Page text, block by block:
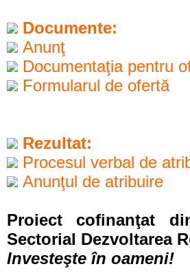
Documente:
Anunţ
Documentaţia pentru
Formularul de ofertă
Rezultat:
Procesul verbal de
Anunţul de atribuire
Proiect cofinanţat
Sectorial Dezvoltarea
Investeşte în oameni!